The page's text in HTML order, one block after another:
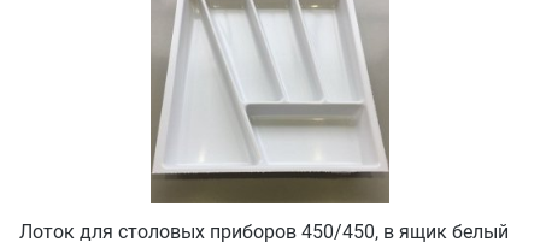
Лоток для столовых приборов 450/450, в ящик белый